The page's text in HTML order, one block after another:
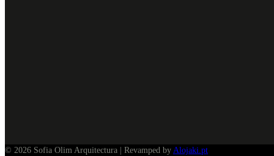
© 2026 Sofia Olim Arquitectura | Revamped by Alojaki.pt